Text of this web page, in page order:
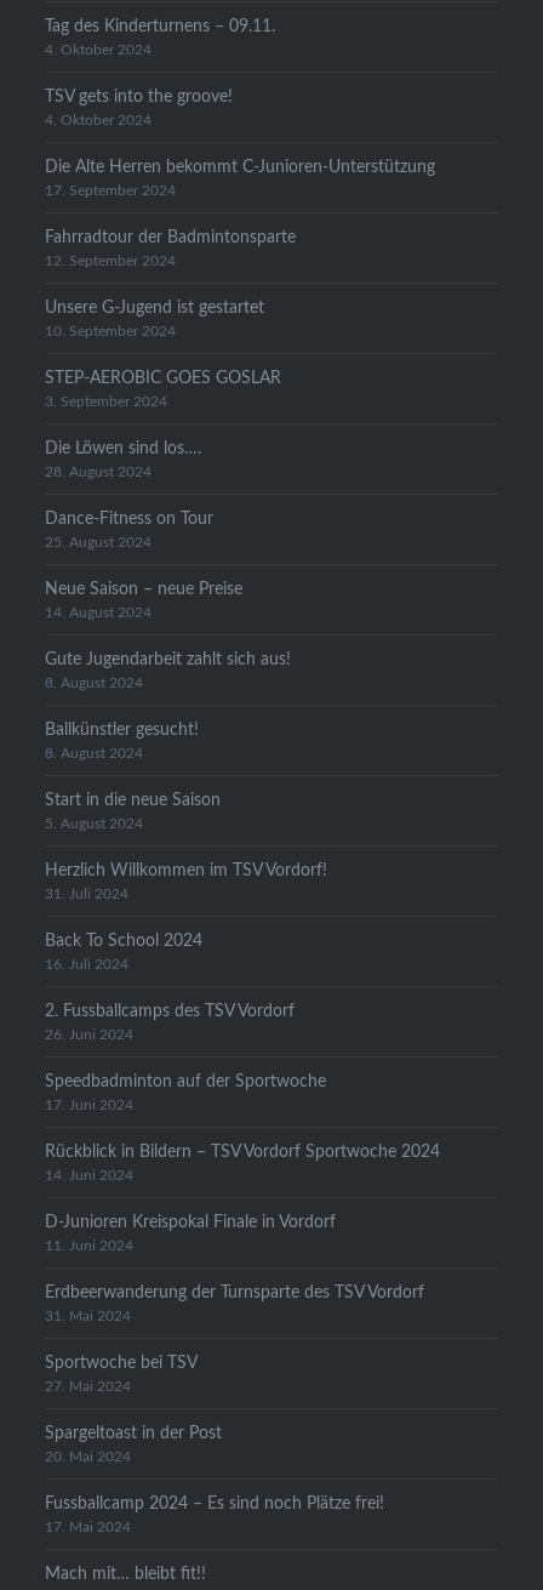
Tag des Kinderturnens – 09.11.
4. Oktober 2024
TSV gets into the groove!
4. Oktober 2024
Die Alte Herren bekommt C-Junioren-Unterstützung
17. September 2024
Fahrradtour der Badmintonsparte
12. September 2024
Unsere G-Jugend ist gestartet
10. September 2024
STEP-AEROBIC GOES GOSLAR
3. September 2024
Die Löwen sind los….
28. August 2024
Dance-Fitness on Tour
25. August 2024
Neue Saison – neue Preise
14. August 2024
Gute Jugendarbeit zahlt sich aus!
8. August 2024
Ballkünstler gesucht!
8. August 2024
Start in die neue Saison
5. August 2024
Herzlich Willkommen im TSV Vordorf!
31. Juli 2024
Back To School 2024
16. Juli 2024
2. Fussballcamps des TSV Vordorf
26. Juni 2024
Speedbadminton auf der Sportwoche
17. Juni 2024
Rückblick in Bildern – TSV Vordorf Sportwoche 2024
14. Juni 2024
D-Junioren Kreispokal Finale in Vordorf
11. Juni 2024
Erdbeerwanderung der Turnsparte des TSV Vordorf
31. Mai 2024
Sportwoche bei TSV
27. Mai 2024
Spargeltoast in der Post
20. Mai 2024
Fussballcamp 2024 – Es sind noch Plätze frei!
17. Mai 2024
Mach mit… bleibt fit!!